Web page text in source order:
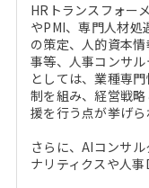
HRトランスフォー
やPMI、専門人材
の策定、人的資本
事等、人事コンサ
としては、業種専
制を組み、経営戦
援を行う点が挙げら
さらに、AIコンサ
ナリティクスや人事